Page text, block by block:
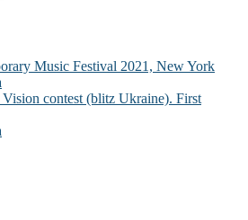
Music Festival 2021, New York
contest (blitz Ukraine). First